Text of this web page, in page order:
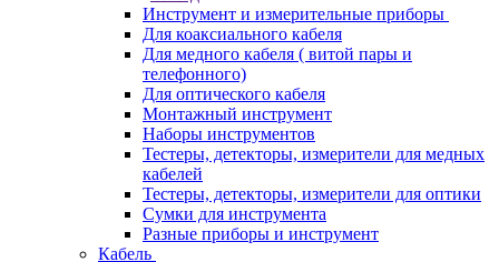
Инструмент и измерительные приборы
Для коаксиального кабеля
Для медного кабеля ( витой пары и
телефонного)
Для оптического кабеля
Монтажный инструмент
Наборы инструментов
Тестеры, детекторы, измерители для медных
кабелей
Тестеры, детекторы, измерители для оптики
Сумки для инструмента
Разные приборы и инструмент
Кабель